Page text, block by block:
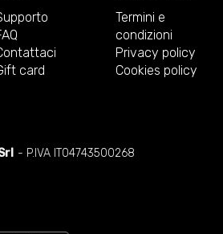
card
Termini e
condizioni
Privacy policy
Cookies policy
- P.IVA IT04743500268